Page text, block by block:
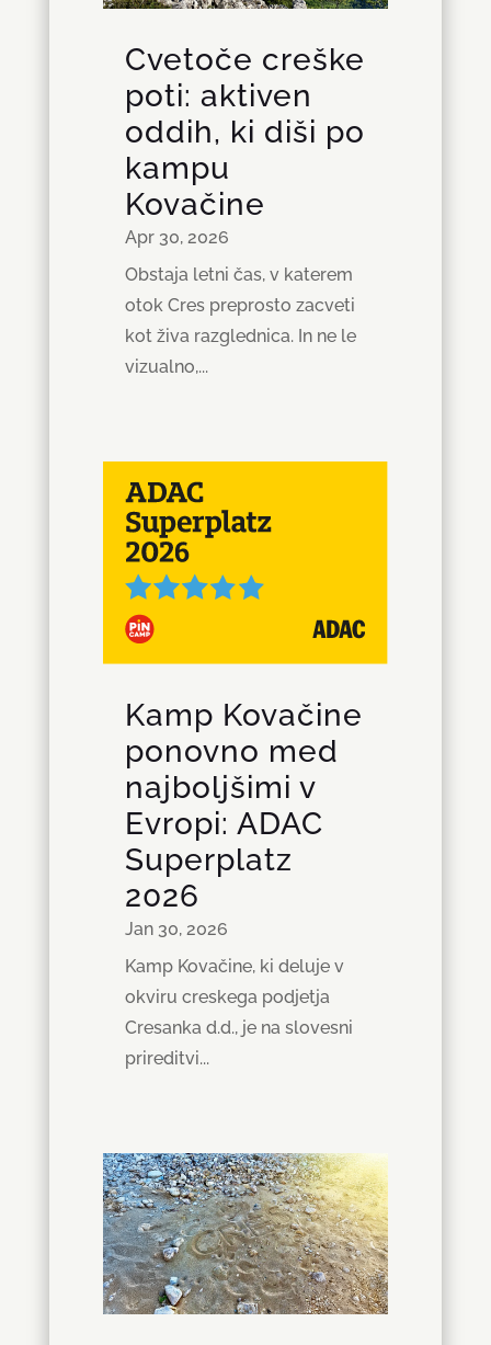
Cvetoče creške
poti: aktiven
oddih, ki diši po
kampu
Kovačine
Apr 30, 2026
Obstaja letni čas, v katerem
otok Cres preprosto zacveti
kot živa razglednica. In ne le
vizualno,...
Kamp Kovačine
ponovno med
najboljšimi v
Evropi: ADAC
Superplatz
2026
Jan 30, 2026
Kamp Kovačine, ki deluje v
okviru creskega podjetja
Cresanka d.d., je na slovesni
prireditvi...